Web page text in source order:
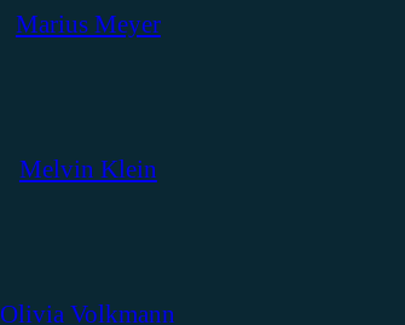
Marius Meyer
Melvin Klein
Olivia Volkmann